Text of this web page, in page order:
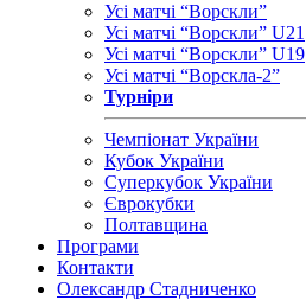
Усі матчі “Ворскли”
Усі матчі “Ворскли” U21
Усі матчі “Ворскли” U19
Усі матчі “Ворскла-2”
Турніри
Чемпіонат України
Кубок України
Суперкубок України
Єврокубки
Полтавщина
Програми
Контакти
Олександр Стадниченко